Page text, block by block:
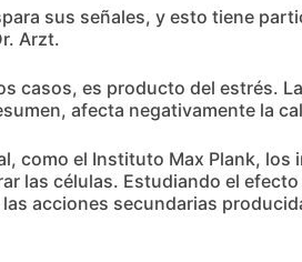
sus señales, y esto tiene
Arzt.
casos, es producto del estrés.
afecta negativamente la
como el Instituto Max Plank,
las células. Estudiando el
acciones secundarias